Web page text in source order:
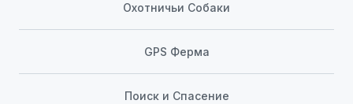
Охотничьи Собаки
GPS Ферма
Поиск и Спасение